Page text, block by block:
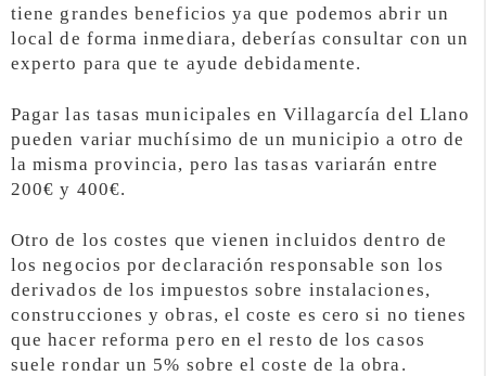
tiene grandes beneficios ya que podemos abrir un
local de forma inmediara, deberías consultar con un
experto para que te ayude debidamente.
Pagar las tasas municipales en Villagarcía del Llano
pueden variar muchísimo de un municipio a otro de
la misma provincia, pero las tasas variarán entre
200€ y 400€.
Otro de los costes que vienen incluidos dentro de
los negocios por declaración responsable son los
derivados de los impuestos sobre instalaciones,
construcciones y obras, el coste es cero si no tienes
que hacer reforma pero en el resto de los casos
suele rondar un 5% sobre el coste de la obra.